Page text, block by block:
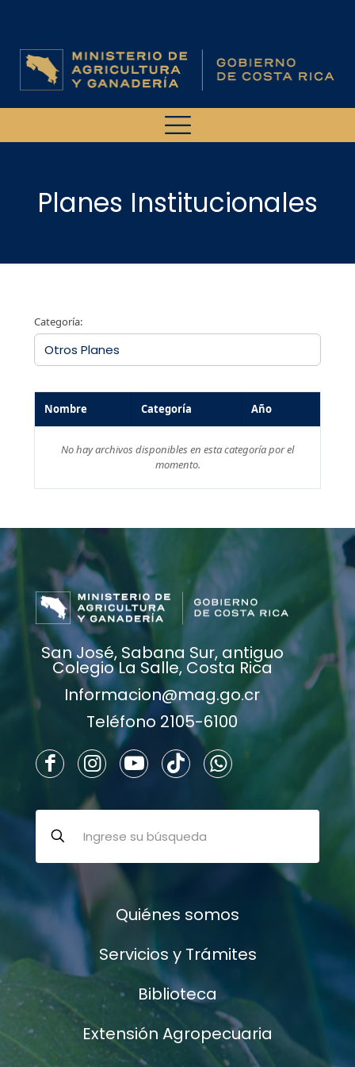
Planes Institucionales
Categoría:
Nombre Categoría Año
No hay archivos disponibles en esta categoría por el
momento.
San José, Sabana Sur, antiguo
Colegio La Salle, Costa Rica
Informacion@mag.go.cr
Teléfono 2105-6100
Quiénes somos
Servicios y Trámites
Biblioteca
Extensión Agropecuaria